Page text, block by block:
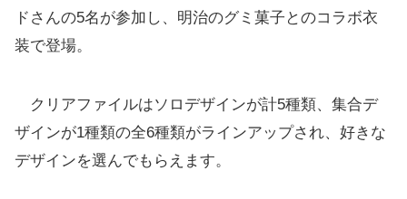
ドさんの5名が参加し、明治のグミ菓子とのコラボ衣
装で登場。
クリアファイルはソロデザインが計5種類、集合デ
ザインが1種類の全6種類がラインアップされ、好きな
デザインを選んでもらえます。